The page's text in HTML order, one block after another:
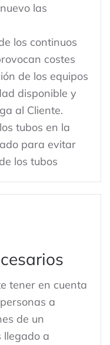
las
los continuos
costes
de los equipos
disponible y
al Cliente.
tubos en la
para evitar
los tubos
tener en cuenta
a
de un
llegado a